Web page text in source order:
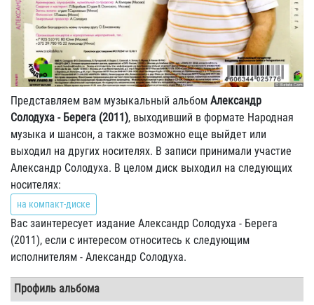
Представляем вам музыкальный альбом Александр
Солодуха - Берега (2011), выходивший в формате Народная
музыка и шансон, а также возможно еще выйдет или
выходил на других носителях. В записи принимали участие
Александр Солодуха. В целом диск выходил на следующих
носителях:
на компакт-диске
Вас заинтересует издание Александр Солодуха - Берега
(2011), если с интересом относитесь к следующим
исполнителям - Александр Солодуха.
Профиль альбома